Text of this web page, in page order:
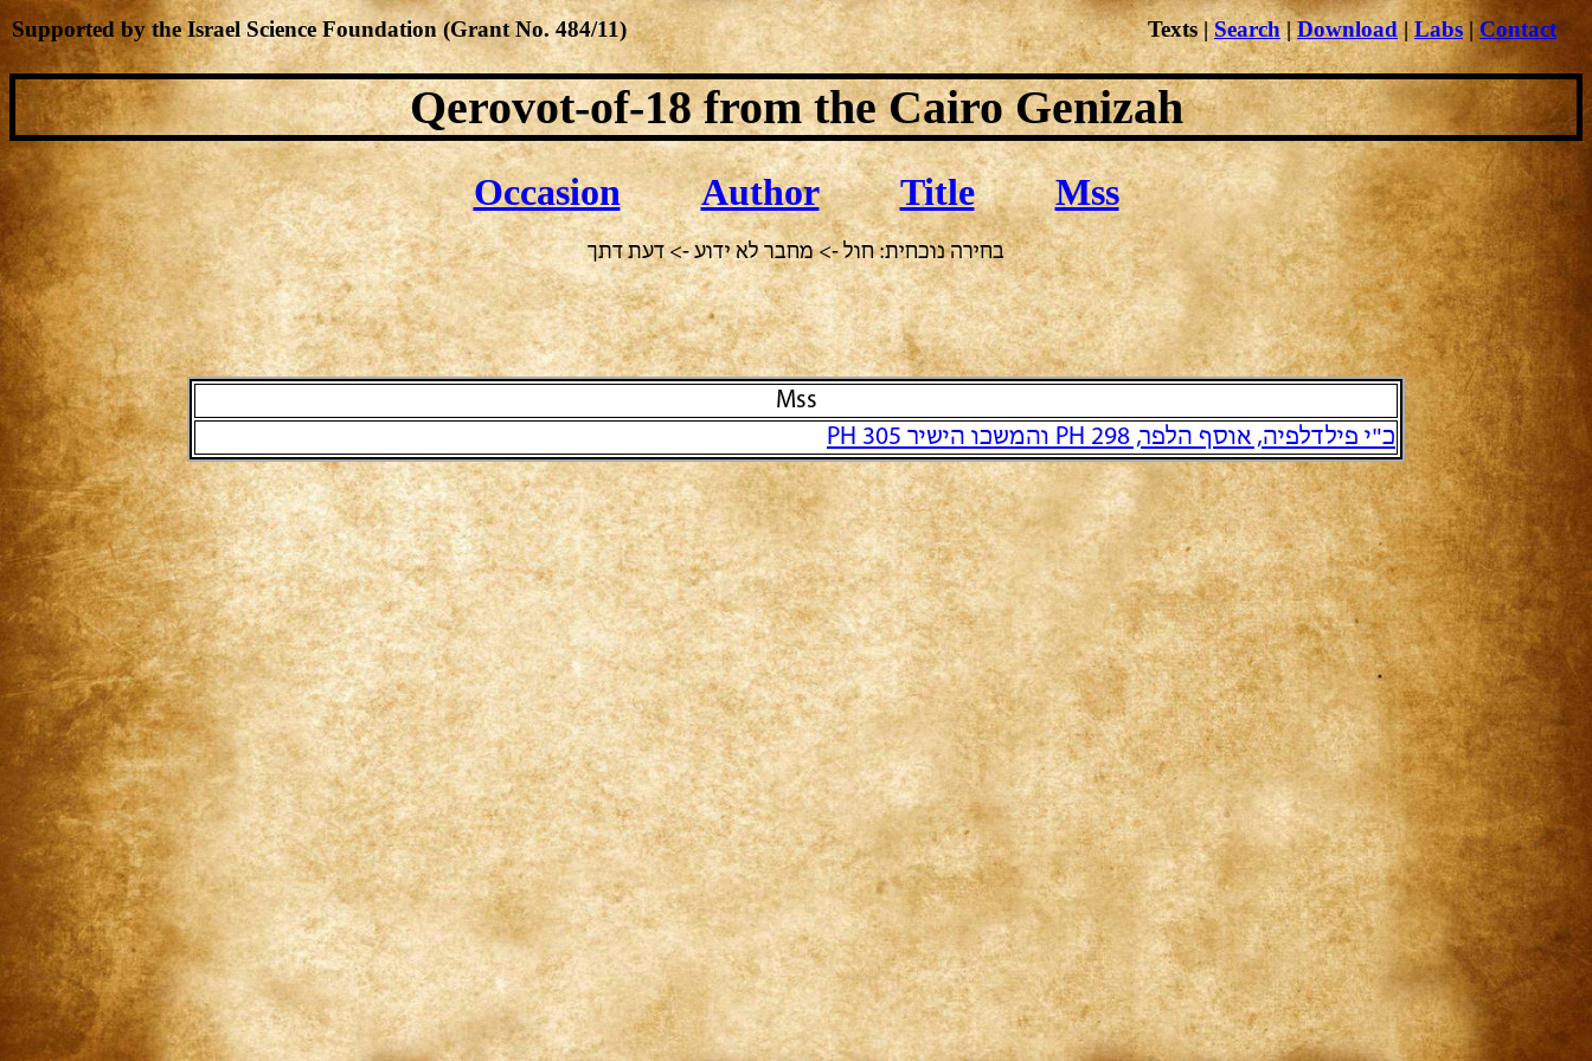
Qerovot-of-18from the Cairo Genizah
Occasion Author Title Mss
בחירה נוכחית: חול -> מחבר לא ידוע -> דעת דתך
Mss
כ"י פילדלפיה, אוסף הלפר, PH 298 והמשכו הישיר PH 305
Texts|Search|Download|Labs | Contact
Supported by the Israel Science Foundation (Grant No. 484/11)